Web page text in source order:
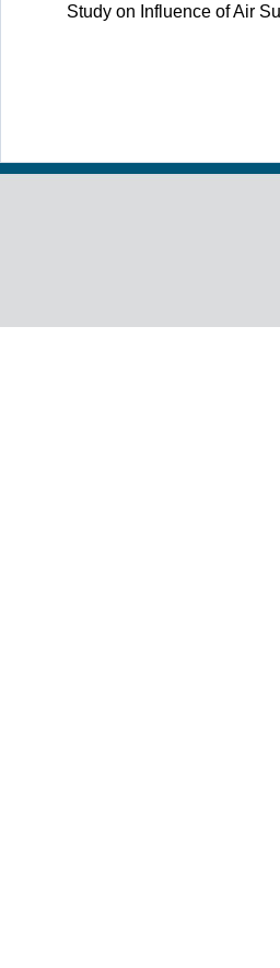
Study on Influence of Air